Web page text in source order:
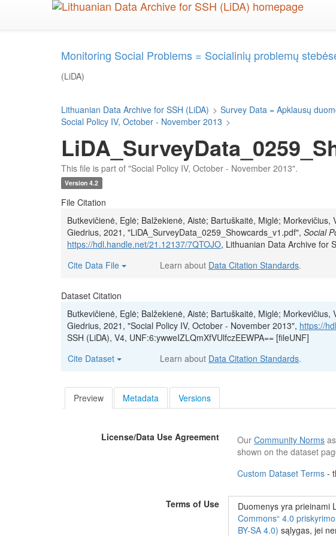
Monitoring Social Problems = Socialinių problemų
(LiDA)
Lithuanian Data Archive for SSH (LiDA) > Survey Data = Apklausų
Social Policy IV, October - November 2013 >
This file is part of "Social Policy IV, October - November 2013".
Version 4.2
File Citation
Butkevičienė, Eglė; Balžekienė, Aistė; Bartuškaitė, Miglė;
Giedrius, 2021, "LiDA_SurveyData_0259_Showcards_v1.pdf", Social
https://hdl.handle.net/21.12137/7QTOJO, Lithuanian Data Archive for
Cite Data File
Learn about Data Citation Standards.
Dataset Citation
Butkevičienė, Eglė; Balžekienė, Aistė; Bartuškaitė, Miglė;
Giedrius, 2021, "Social Policy IV, October - November 2013", https://
SSH (LiDA), V4, UNF:6:ywweIZLQmXfVUlfczEEWPA== [fileUNF]
Cite Dataset
Learn about Data Citation Standards.
Preview Metadata Versions
License/Data Use Agreement Our Community Normsas
shown on the dataset
Custom Dataset Terms -
Terms of Use Duomenys yra prieinami
Commons“ 4.0
BY-SA 4.0) sąlygas, jei